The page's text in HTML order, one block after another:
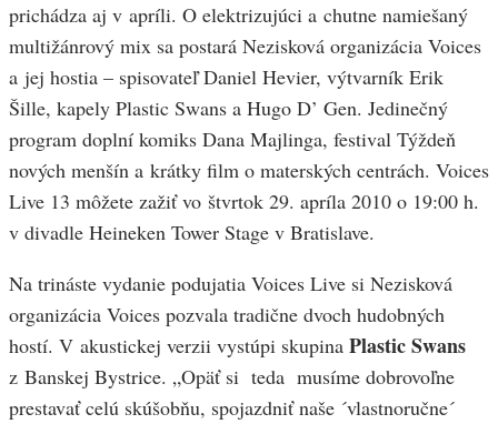
prichádza aj v apríli. O elektrizujúci a chutne namiešaný
multižánrový mix sa postará Nezisková organizácia Voices
a jej hostia – spisovateľ Daniel Hevier, výtvarník Erik
Šille, kapely Plastic Swans a Hugo D’ Gen. Jedinečný
program doplní komiks Dana Majlinga, festival Týždeň
nových menšín a krátky film o materských centrách. Voices
Live 13 môžete zažiť vo štvrtok 29. apríla 2010 o 19:00 h.
v divadle Heineken Tower Stage v Bratislave.
Na trináste vydanie podujatia Voices Live si Nezisková
organizácia Voices pozvala tradične dvoch hudobných
hostí. V akustickej verzii vystúpi skupina Plastic Swans
z Banskej Bystrice. „Opäť si teda musíme dobrovoľne
prestavať celú skúšobňu, spojazdniť naše ´vlastnoručne´